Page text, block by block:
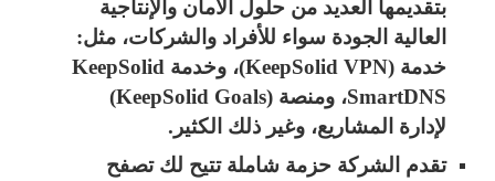
بتقديمها العديد من حلول الأمان والإنتاجية
العالية الجودة سواء للأفراد والشركات، مثل:
خدمة (KeepSolid VPN)، وخدمة KeepSolid
SmartDNS، ومنصة (KeepSolid Goals)
لإدارة المشاريع، وغير ذلك الكثير.
تقدم الشركة حزمة شاملة تتيح لك تصفح